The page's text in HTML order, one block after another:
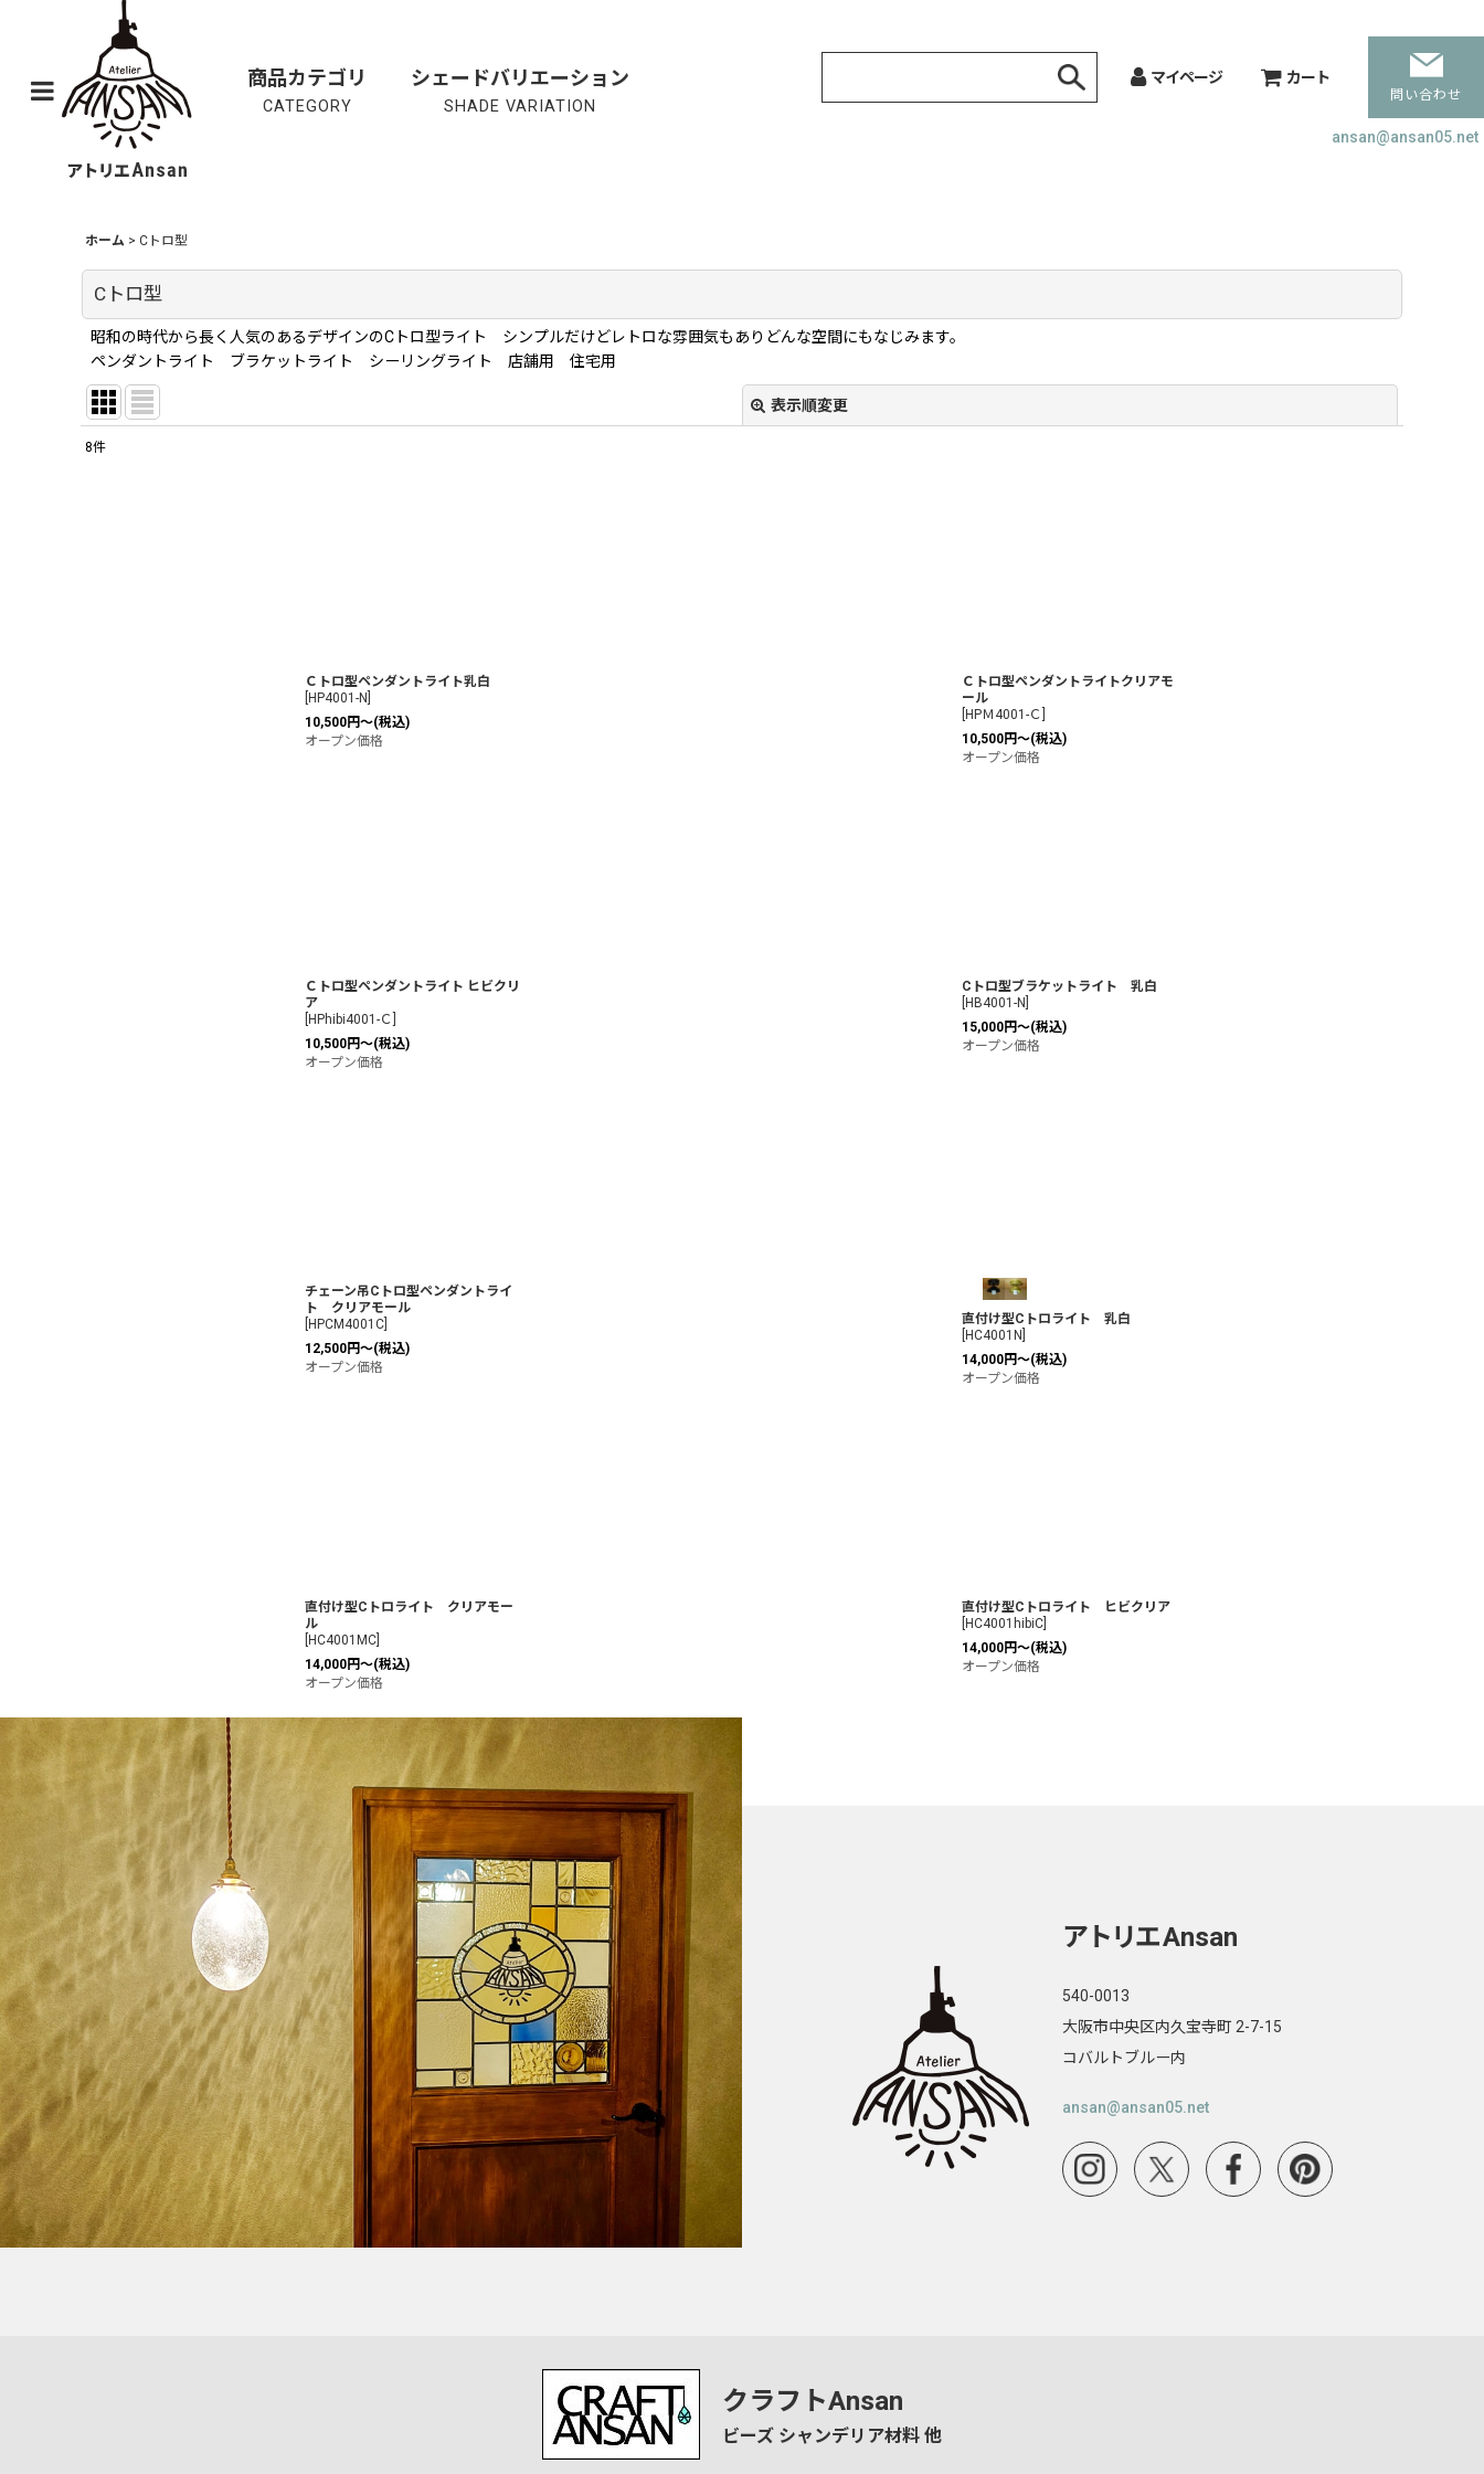
商品カテゴリ
CATEGORY
シェードバリエーション
SHADE VARIATION
マイページ カート
問い合わせ
ansan@ansan05.net
ホーム > Cトロ型
Cトロ型
昭和の時代から長く人気のあるデザインのCトロ型ライト シンプルだけどレトロな雰囲気もありどんな空間にもなじみます。
ペンダントライト ブラケットライト シーリングライト 店舗用 住宅用
表示順変更
8件
Ｃトロ型ペンダントライト乳白
HP4001-N
10,500円～(税込)
オープン価格
Ｃトロ型ペンダントライトクリアモ
ール
HPＭ4001-Ｃ
10,500円～(税込)
オープン価格
Ｃトロ型ペンダントライト ヒビクリ
ア
HPhibi4001-Ｃ
10,500円～(税込)
オープン価格
Cトロ型ブラケットライト 乳白
HB4001-N
15,000円～(税込)
オープン価格
チェーン吊Cトロ型ペンダントライ
ト クリアモール
HPCM4001C]
12,500円～(税込)
オープン価格
直付け型Cトロライト 乳白
HC4001N
14,000円～(税込)
オープン価格
直付け型Cトロライト クリアモー
ル
HC4001MC]
14,000円～(税込)
オープン価格
直付け型Cトロライト ヒビクリア
HC4001hibiC]
14,000円～(税込)
オープン価格
アトリエAnsan
540-0013
大阪市中央区内久宝寺町 2-7-15
コバルトブルー内
ansan@ansan05.net
クラフトAnsan
ビーズ シャンデリア材料 他